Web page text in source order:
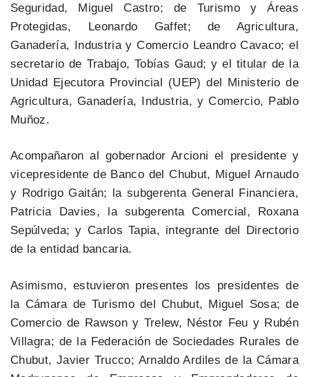
Seguridad, Miguel Castro; de Turismo y Áreas
Protegidas, Leonardo Gaffet; de Agricultura,
Ganadería, Industria y Comercio Leandro Cavaco; el
secretario de Trabajo, Tobías Gaud; y el titular de la
Unidad Ejecutora Provincial (UEP) del Ministerio de
Agricultura, Ganadería, Industria, y Comercio, Pablo
Muñoz.
Acompañaron al gobernador Arcioni el presidente y
vicepresidente de Banco del Chubut, Miguel Arnaudo
y Rodrigo Gaitán; la subgerenta General Financiera,
Patricia Davies, la subgerenta Comercial, Roxana
Sepúlveda; y Carlos Tapia, integrante del Directorio
de la entidad bancaria.
Asimismo, estuvieron presentes los presidentes de
la Cámara de Turismo del Chubut, Miguel Sosa; de
Comercio de Rawson y Trelew, Néstor Feu y Rubén
Villagra; de la Federación de Sociedades Rurales de
Chubut, Javier Trucco; Arnaldo Ardiles de la Cámara